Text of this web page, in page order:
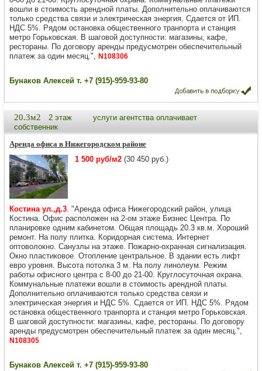
вошли в стоимость арендной платы. Дополнительно оплачиваются
только средства связи и электрическая энергия. Сдается от ИП.
НДС 5%. Рядом остановка общественного транпорта и станция
метро Горьковская. В шаговой доступности: магазины, кафе,
рестораны. По договору аренды предусмотрен обеспечительный
платеж за один месяц.", N108306
Бунаков Алексей т. +7 (915)-959-93-80
20.3м2 2 этаж
услуги агентства оплачивает
собственник
Аренда офиса в Нижегородском районе
1 500 руб/м2 (30 450 руб.)
Костина ул.,д.3. "Аренда офиса Нижегородский район, улица
Костина. Офис расположен на 2-ом этаже Бизнес Центра. По
планировке одним кабинетом. Общая площадь 20.3 кв.м. Хороший
ремонт. На полу плитка. Коридорная система. Интернет
оптоволокно. Санузлы на этаже. Пожарно-охранная сигнализация.
Окно пластиковое. Отопление центральное. В здании есть лифт
евро уровня. Высота потолка 3 м. На полу линолеум. Режим
работы офисного центра с 8-00 до 21-00. Круглосуточная охрана.
Коммунальные платежи вошли в стоимость арендной платы.
Дополнительно оплачиваются только средства связи и
электрическая энергия и НДС 5%. Сдается от ИП. НДС 5%. Рядом
остановка общественного транпорта и станция метро Горьковская.
В шаговой доступности: магазины, кафе, рестораны. По договору
аренды предусмотрен обеспечительный платеж за один месяц.",
N108305
Бунаков Алексей т. +7 (915)-959-93-80